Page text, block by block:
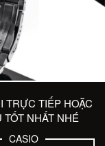
TRỰC TIẾP HOẶC
NHẤT NHÉ
CASIO